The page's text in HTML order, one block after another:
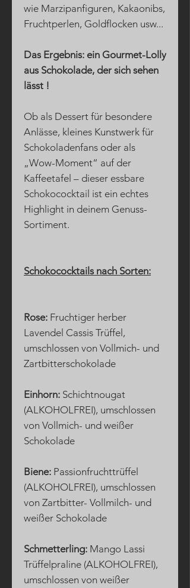
wie Marzipanfiguren, Kakaonibs,
Fruchtperlen, Goldflocken usw...
Das Ergebnis: ein Gourmet-Lolly
aus Schokolade, der sich sehen
lässt !
Ob als Dessert für besondere
Anlässe, kleines Kunstwerk für
Schokoladenfans oder als
„Wow-Moment“ auf der
Kaffeetafel – dieser essbare
Schokococktail ist ein echtes
Highlight in deinem Genuss-
Sortiment.
Schokococktails nach Sorten:
Rose: Fruchtiger herber
Lavendel Cassis Trüffel,
umschlossen von Vollmich- und
Zartbitterschokolade
Einhorn: Schichtnougat
(ALKOHOLFREI), umschlossen
von Vollmich- und weißer
Schokolade
Biene: Passionfruchttrüffel
(ALKOHOLFREI), umschlossen
von Zartbitter- Vollmilch- und
weißer Schokolade
Schmetterling: Mango Lassi
Trüffelpraline (ALKOHOLFREI),
umschlossen von weißer